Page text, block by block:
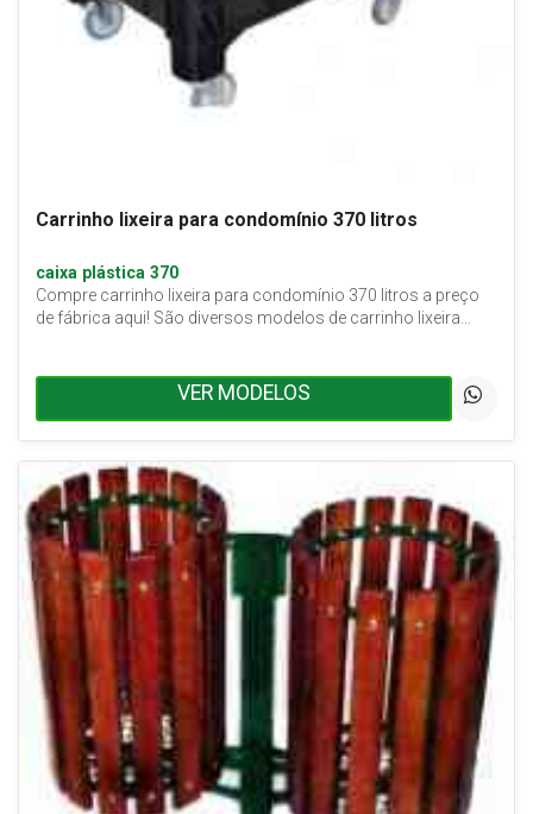
Carrinho lixeira para condomínio 370 litros
caixa plástica 370
Compre carrinho lixeira para condomínio 370 litros a preço
de fábrica aqui! São diversos modelos de carrinho lixeira…
VER MODELOS